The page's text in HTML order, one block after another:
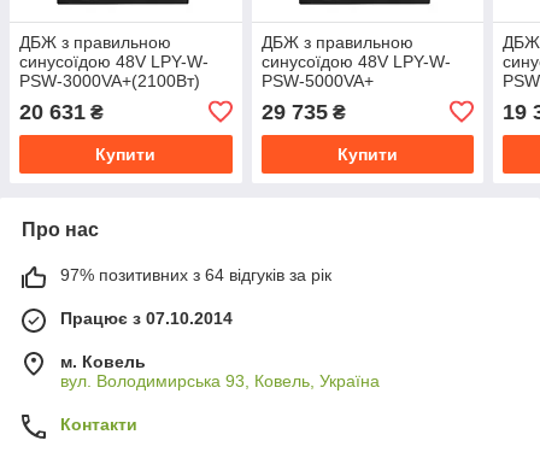
ДБЖ з правильною
синусоїдою 48V LPY-W-
PSW-3000VA+(2100Вт)
20 631 ₴
Купити
ДБЖ з правильною
синусоїдою 48V LPY-W-
PSW-5000VA+
29 735₴
Купити
ДБЖ
19
Про нас
97% позитивних з 64 відгуків за рік
Працює з 07.10.2014
м. Ковель
вул. Володимирська 93, Ковель, Україна
Контакти